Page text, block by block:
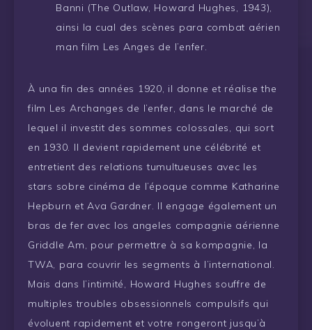
Banni (The Outlaw, Howard Hughes, 1943),
ainsi la cual des scènes para combat aérien
man film Les Anges de l’enfer.
À una fin des années 1920, il donne et réalise the
film Les Archanges de l’enfer, dans le marché de
lequel il investit des sommes colossales, qui sort
en 1930. Il devient rapidement une célébrité et
entretient des relations tumultueuses avec les
stars sobre cinéma de l’époque comme Katharine
Hepburn et Ava Gardner. Il engage également un
bras de fer avec los angeles compagnie aérienne
Griddle Am, pour permettre à sa kompagnie, la
TWA, para couvrir les segments à l’international.
Mais dans l’intimité, Howard Hughes souffre de
multiples troubles obsessionnels compulsifs qui
évoluent rapidement et votre rongeront jusqu’à